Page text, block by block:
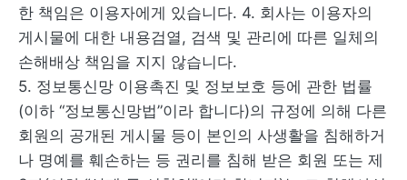
한 책임은 이용자에게 있습니다. 4. 회사는 이용자의
게시물에 대한 내용검열, 검색 및 관리에 따른 일체의
손해배상 책임을 지지 않습니다.
5. 정보통신망 이용촉진 및 정보보호 등에 관한 법률
(이하 “정보통신망법”이라 합니다)의 규정에 의해 다른
회원의 공개된 게시물 등이 본인의 사생활을 침해하거
나 명예를 훼손하는 등 권리를 침해 받은 회원 또는 제